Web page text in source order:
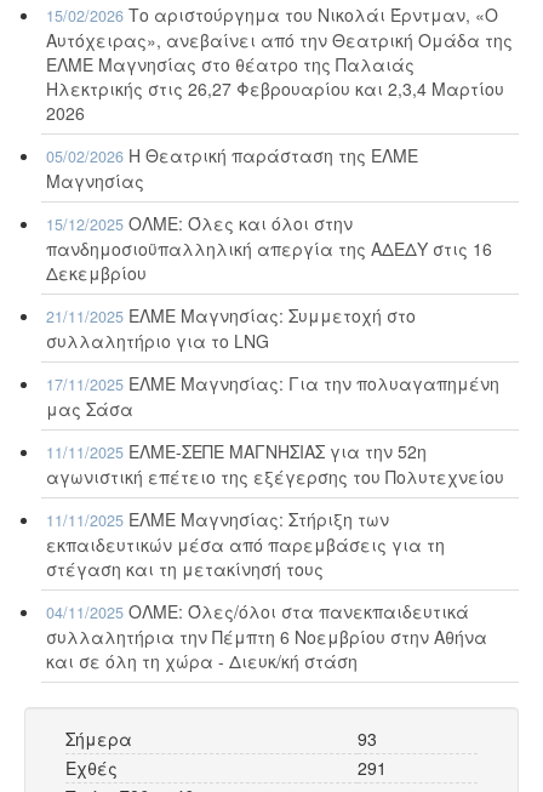
15/02/2026 Το αριστούργημα του Νικολάι Έρντμαν, «Ο
Αυτόχειρας», ανεβαίνει από την Θεατρική Ομάδα της
ΕΛΜΕ Μαγνησίας στο θέατρο της Παλαιάς
Ηλεκτρικής στις 26,27 Φεβρουαρίου και 2,3,4 Μαρτίου
2026
05/02/2026 Η Θεατρική παράσταση της ΕΛΜΕ
Μαγνησίας
15/12/2025 ΟΛΜΕ: Όλες και όλοι στην
πανδημοσιοϋπαλληλική απεργία της ΑΔΕΔΥ στις 16
Δεκεμβρίου
21/11/2025 ΕΛΜΕ Μαγνησίας: Συμμετοχή στο
συλλαλητήριο για το LNG
17/11/2025 ΕΛΜΕ Μαγνησίας: Για την πολυαγαπημένη
μας Σάσα
11/11/2025 ΕΛΜΕ-ΣΕΠΕ ΜΑΓΝΗΣΙΑΣ για την 52η
αγωνιστική επέτειο της εξέγερσης του Πολυτεχνείου
11/11/2025 ΕΛΜΕ Μαγνησίας: Στήριξη των
εκπαιδευτικών μέσα από παρεμβάσεις για τη
στέγαση και τη μετακίνησή τους
04/11/2025 ΟΛΜΕ: Όλες/όλοι στα πανεκπαιδευτικά
συλλαλητήρια την Πέμπτη 6 Νοεμβρίου στην Αθήνα
και σε όλη τη χώρα - Διευκ/κή στάση
Σήμερα
93
Εχθές
291